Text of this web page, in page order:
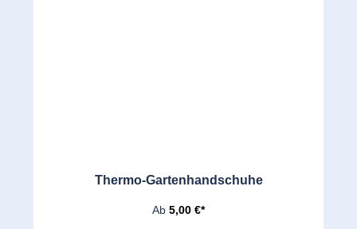
Thermo-Gartenhandschuhe
Ab 5,00 €*